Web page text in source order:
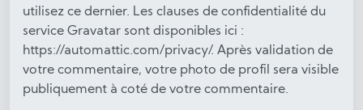
utilisez ce dernier. Les clauses de confidentialité du
service Gravatar sont disponibles ici :
https://automattic.com/privacy/. Après validation de
votre commentaire, votre photo de profil sera visible
publiquement à coté de votre commentaire.